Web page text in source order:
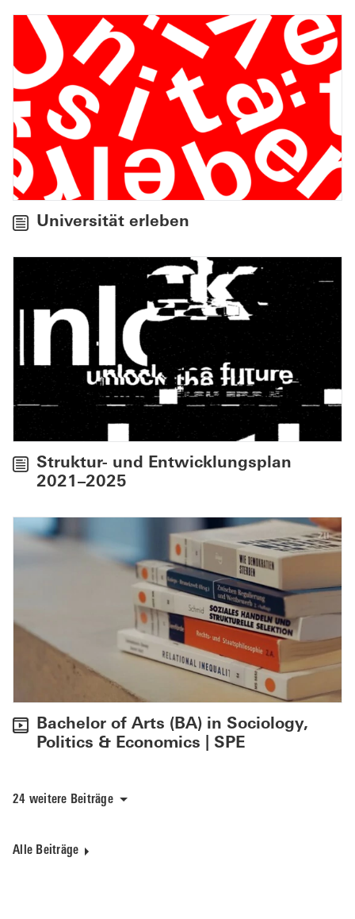
Universität erleben
Struktur- und Entwicklungsplan
2021–2025
Bachelor of Arts (BA) in Sociology,
Politics & Economics | SPE
24 weitere Beiträge
Alle Beiträge